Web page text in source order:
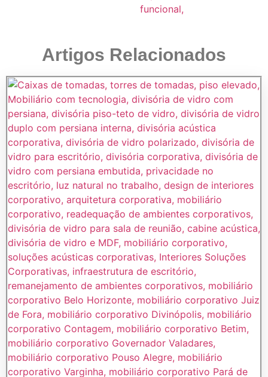
Artigos Relacionados